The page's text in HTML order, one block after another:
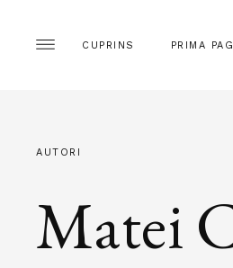
CUPRINS PRIMA
AUTORI
Matei